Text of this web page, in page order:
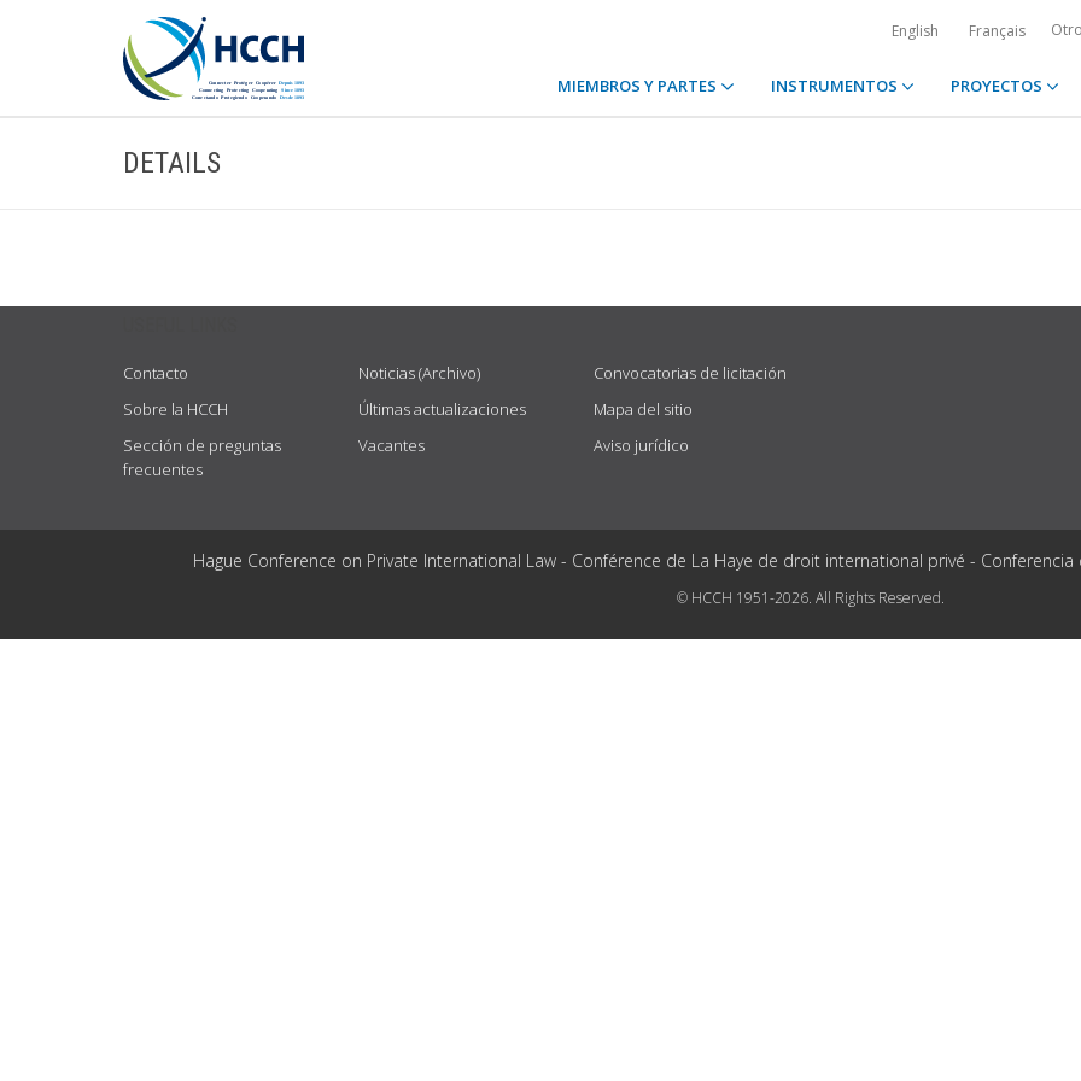
English Français
MIEMBROS Y PARTES INSTRUMENTOS PROYECTOS
DETAILS
Contacto
Sobre la HCCH
Sección de preguntas
frecuentes
Noticias (Archivo)
Últimas actualizaciones
Vacantes
Convocatorias de licitación
Mapa del sitio
Aviso jurídico
Hague Conference on Private International Law - Conférence de La Haye de droit international privé -
© HCCH 1951-2026. All Rights Reserved.